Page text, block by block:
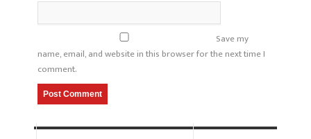
Save my
name, email, and website in this browser for the next time I
comment.